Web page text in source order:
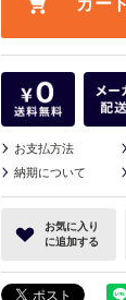
お支払方法
納期について
お気に入り
に追加する